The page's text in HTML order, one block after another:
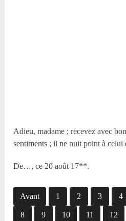
Adieu, madame ; recevez avec
sentiments ; il ne nuit point à celui
De…, ce 20 août 17**.
Avant 1 2 3 4
8 9 10 11 12